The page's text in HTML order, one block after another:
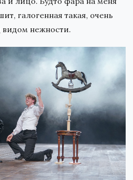
галогенная такая, очень
видом нежности.